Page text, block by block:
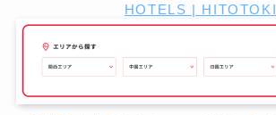
HOTELS | HITOTOKI